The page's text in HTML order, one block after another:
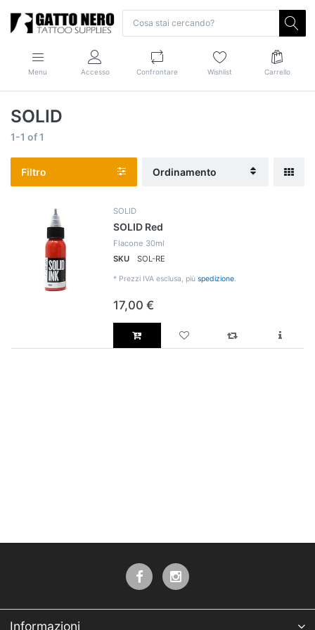
Menu Accesso Confrontare Wishlist Carrello
SOLID
1-1 of1
Filtro Ordinamento
SOLID
SOLID Red
Flacone 30ml
SKU
SOL-RE
* Prezzi IVA esclusa, più spedizione.
17,00 €
Informazioni